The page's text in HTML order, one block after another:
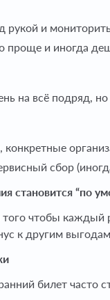
и
проще и иногда
на всё подряд,
сбор
становится “по
чтобы каждый
к другим
билет